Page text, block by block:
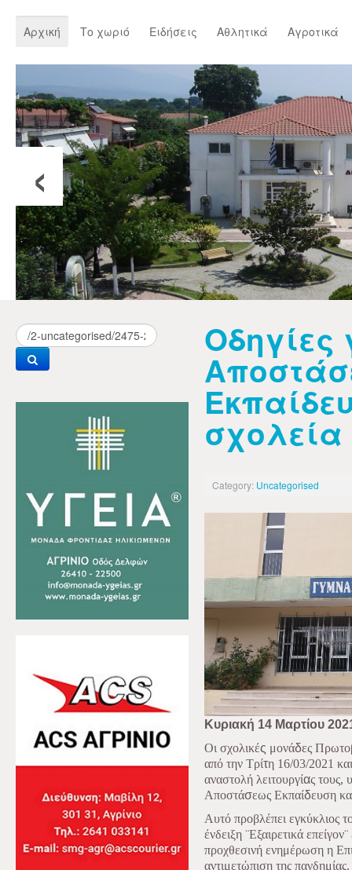
Αρχική Το χωριό Ειδήσεις Αθλητικά Αγροτικά
‹
Οδηγίες
σχολεία
Category: Uncategorised
Κυριακή 14 Μαρτίου
Οι σχολικές μονάδες
από την Τρίτη 16/03/2021
αναστολή λειτουργίας τους,
Αποστάσεως Εκπαίδευση
Αυτό προβλέπει εγκύκλιος
ένδειξη ¨Εξαιρετικά
προχθεσινή ενημέρωση η
αντιμετώπιση της